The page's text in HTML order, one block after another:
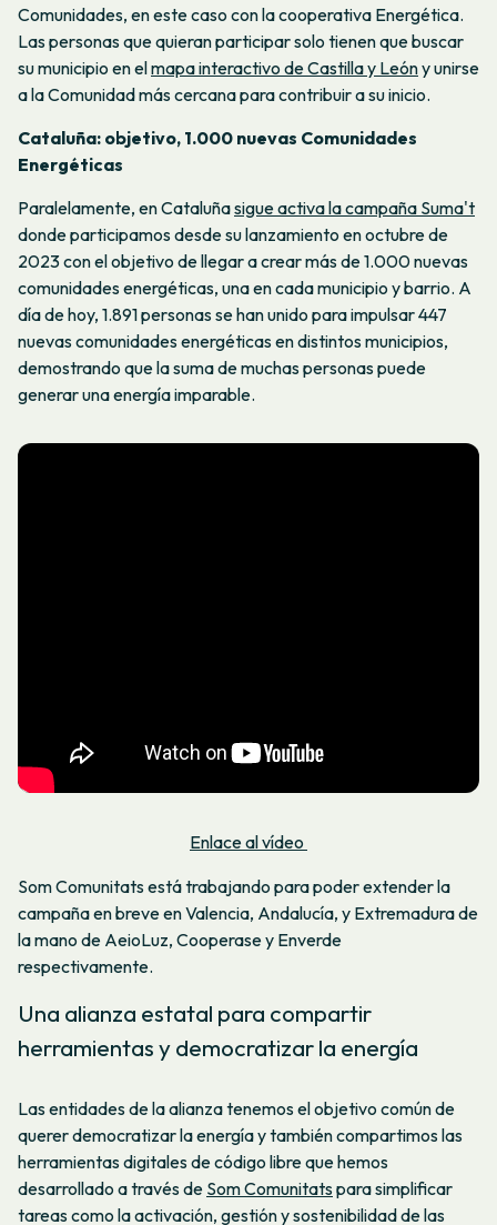
Comunidades, en este caso con la cooperativa Energética.
Las personas que quieran participar solo tienen que buscar
su municipio en elmapa interactivo de Castilla y Leóny unirse
a la Comunidad más cercana para contribuir a su inicio.
Cataluña: objetivo, 1.000 nuevas Comunidades
Energéticas
Paralelamente, en Cataluñasigue activa la campaña Suma't
donde participamos desde su lanzamiento en octubre de
2023 con el objetivo de llegar a crear más de 1.000 nuevas
comunidades energéticas, una en cada municipio y barrio. A
día de hoy, 1.891 personas se han unido para impulsar 447
nuevas comunidades energéticas en distintos municipios,
demostrando que la suma de muchas personas puede
generar una energía imparable.
Enlace al vídeo
Som Comunitats está trabajando para poder extender la
campaña en breve en Valencia, Andalucía, y Extremadura de
la mano de AeioLuz, Cooperase y Enverde
respectivamente.
Una alianza estatal para compartir
herramientas y democratizar la energía
Las entidades de la alianza tenemos el objetivo común de
querer democratizar la energía y también compartimos las
herramientas digitales de código libre que hemos
desarrollado a través de Som Comunitatspara simplificar
tareas como la activación, gestión y sostenibilidad de las